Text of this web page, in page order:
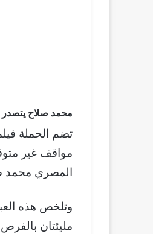
محمد صلاح
تضم الحملة
مواقف غير
المصري محمد
وتلخص هذه
مليئتان